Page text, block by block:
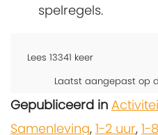
spelregels.
Lees 13341 keer
Laatst aangepast op
Gepubliceerd in
Samenleving, 1-2 uur, 1-